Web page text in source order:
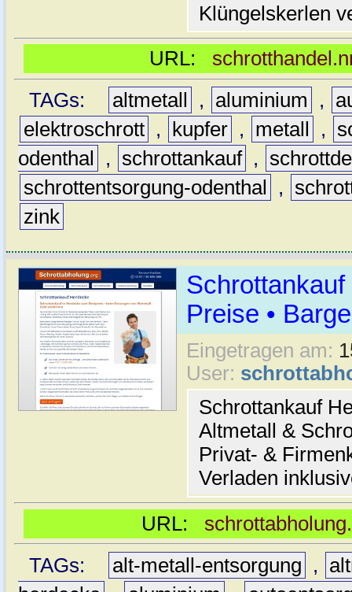
Klüngelskerlen
URL:
TAGs:
altmetall , aluminium ,
elektroschrott , kupfer , metall ,
odenthal
, schrottankauf ,
schrottentsorgung-odenthal
,
zink
Schrottankauf
Preise •
Eingetragen am:
User:
Schrottankauf
Altmetall &
Privat- &
Verladen
URL:
TAGs:
alt-metall-entsorgung ,